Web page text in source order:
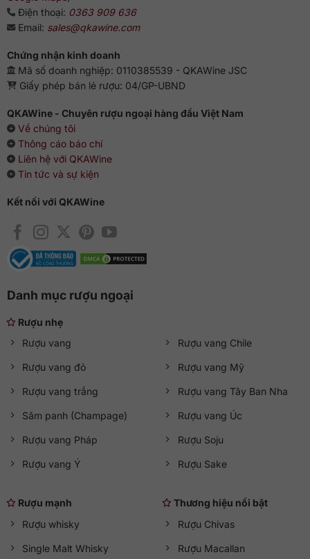
Santa Cristina Chianti Superiore là lựa chọn phù hợp cho
người muốn tìm một chaivang Tuscany chính hãng
phong cách dễ uống, mềm mại và mang đúng tinh thần
Chianti. Đây là chai rượu có thể dùng cho bữa ăn hằng ngày,
tiếp khách nhẹ nhàng hoặc làm quà tặng theo hướng lịch sự,
an toàn.
Tại , bạn có thể chọn mua các dòng
nhập khẩu chính hãng
và danh mục sản phẩm được chọn lọc kỹ lưỡng. Nếu bạn
đang tìm một chai rượu vang đỏ Ý có hương trái cây đỏ dễ
chịu, cấu trúc nhung mượt và khả năng kết hợp món ăn tốt,
Santa Cristina Chianti Superiore là gợi ý rất đáng cân nhắc.
Điện thoại: 0363 909 636
Email: sales@qkawine.com
Chứng nhận kinh doanh
Mã số doanh nghiệp: 0110385539 - QKAWine JSC
Giấy phép bán lẻ rượu: 04/GP-UBND
QKAWine - Chuyên rượu ngoại hàng đầu Việt Nam
Về chúng tôi
Thông cáo báo chí
Liên hệ với QKAWine
Tin tức và sự kiện
Kết nối với QKAWine
Danh mục rượu ngoại
Rượu nhẹ
Rượu vang
Rượu vang đỏ
Rượu vang trắng
Sâm panh (Champage)
Rượu vang Pháp
Rượu vang Ý
Rượu vang Chile
Rượu vang Mỹ
Rượu vang Tây Ban Nha
Rượu vang Úc
Rượu Soju
Rượu Sake
Rượu mạnh
Rượu whisky
Single Malt Whisky
Thương hiệu nổi bật
Rượu Chivas
Rượu Macallan